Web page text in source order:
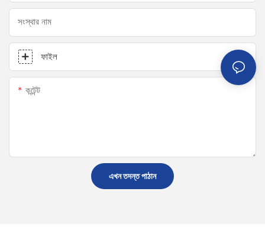
সংস্থার নাম
ফাইল
কন্টেন্ট
এখন তদন্ত পাঠান